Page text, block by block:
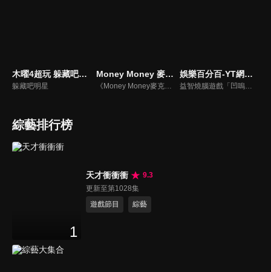
木曜4超玩 躲藏吧明星
躲藏吧明星
Money Money 麥克瘋
《Money Money麥克瘋》節目強調不比音準、不比音色，也不比外型、外貌、氣質、長相等如何，只強調只要歌詞記得牢，就可以參加比賽。
娛樂百分百-YT網路版
益智燒腦遊戲「凹嗚狼人殺」激發你的邏輯推理能力，偶像巨星雲集，全球娛樂資訊，一手掌握不脫節！2025全新升級改版，盡在《娛樂百分百-YT網路版》！
綜藝排行榜
1
天才衝衝衝
9.3
更新至第1028集
遊戲節目
綜藝